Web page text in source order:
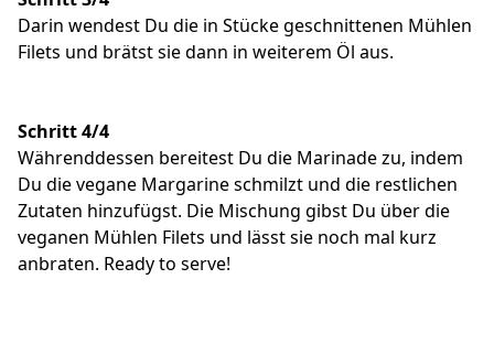
Darin wendest Du die in Stücke geschnittenen Mühlen
Filets und brätst sie dann in weiterem Öl aus.
Schritt 4/4
Währenddessen bereitest Du die Marinade zu, indem
Du die vegane Margarine schmilzt und die restlichen
Zutaten hinzufügst. Die Mischung gibst Du über die
veganen Mühlen Filets und lässt sie noch mal kurz
anbraten. Ready to serve!